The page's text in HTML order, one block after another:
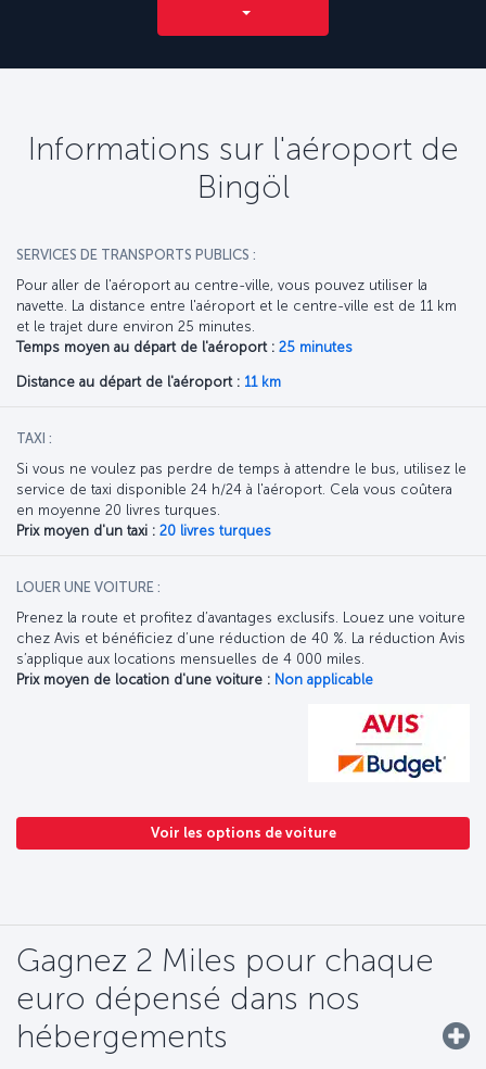
Informations sur l'aéroport de
Bingöl
SERVICES DE TRANSPORTS PUBLICS :
Pour aller de l'aéroport au centre-ville, vous pouvez utiliser la
navette. La distance entre l'aéroport et le centre-ville est de 11 km
et le trajet dure environ 25 minutes.
Temps moyen au départ de l'aéroport : 25 minutes
Distance au départ de l'aéroport : 11 km
TAXI :
Si vous ne voulez pas perdre de temps à attendre le bus, utilisez le
service de taxi disponible 24 h/24 à l'aéroport. Cela vous coûtera
en moyenne 20 livres turques.
Prix moyen d'un taxi : 20 livres turques
LOUER UNE VOITURE :
Prenez la route et profitez d’avantages exclusifs. Louez une voiture
chez Avis et bénéficiez d’une réduction de 40 %. La réduction Avis
s’applique aux locations mensuelles de 4 000 miles.
Prix moyen de location d'une voiture : Non applicable
Voir les options de voiture
Gagnez 2 Miles pour chaque
euro dépensé dans nos
hébergements